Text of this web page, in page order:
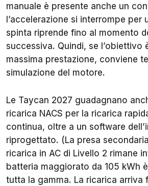
manuale è presente anche un
l’accelerazione si interrompe per
spinta riprende fino al momento
successiva. Quindi, se l’obiettivo
massima prestazione, conviene
simulazione del motore.
Le Taycan 2027 guadagnano
ricarica NACS per la ricarica
continua, oltre a un software
riprogettato. (La presa
ricarica in AC di Livello 2 rimane
batteria maggiorato da 105 kWh
tutta la gamma. La ricarica arriva